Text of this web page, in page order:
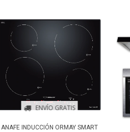
ENVÍO GRATIS
ANAFE INDUCCIÓN ORMAY SMART